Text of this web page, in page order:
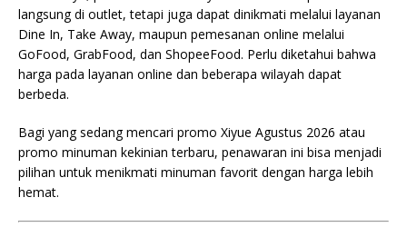
langsung di outlet, tetapi juga dapat dinikmati melalui layanan
Dine In, Take Away, maupun pemesanan online melalui
GoFood, GrabFood, dan ShopeeFood. Perlu diketahui bahwa
harga pada layanan online dan beberapa wilayah dapat
berbeda.
Bagi yang sedang mencari promo Xiyue Agustus 2026 atau
promo minuman kekinian terbaru, penawaran ini bisa menjadi
pilihan untuk menikmati minuman favorit dengan harga lebih
hemat.